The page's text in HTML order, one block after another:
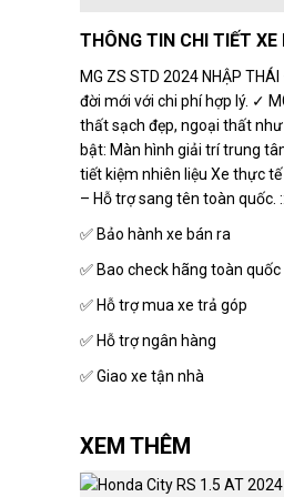
THÔNG TIN CHI TIẾT
MG ZS STD 2024 NHẬP
đời mới với chi phí hợp lý. ✓
thất sạch đẹp, ngoại thất
bật: Màn hình giải trí trung
tiết kiệm nhiên liệu Xe thực
– Hỗ trợ sang tên toàn quốc.
✅ Bảo hành xe bán ra
✅ Bao check hãng toàn quốc
✅ Hỗ trợ mua xe trả góp
✅ Hỗ trợ ngân hàng
✅ Giao xe tận nhà
XEM THÊM